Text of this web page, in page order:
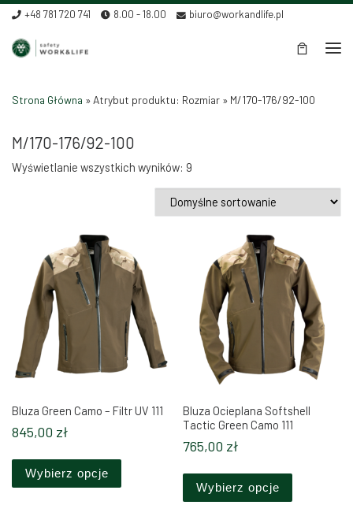
Skip to content
+48 781 720 741 8.00 - 18.00 biuro@workandlife.pl
Strona Główna » Atrybut produktu: Rozmiar » M/170-176/92-100
M/170-176/92-100
Wyświetlanie wszystkich wyników: 9
Bluza Green Camo – Filtr UV 111
845,00 zł
Wybierz opcje
Ten produkt ma wiele wariantów. Opcje
Bluza Ocieplana Softshell
Tactic Green Camo 111
765,00 zł
Wybierz opcje